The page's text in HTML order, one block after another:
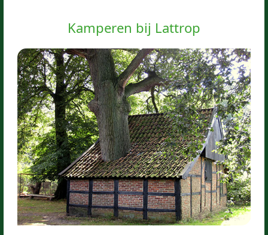
Kamperen bij Lattrop